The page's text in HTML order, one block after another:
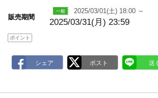
販売期間
2025/03/01(土) 18:00 ～
2025/03/31(月) 23:59
ポイント